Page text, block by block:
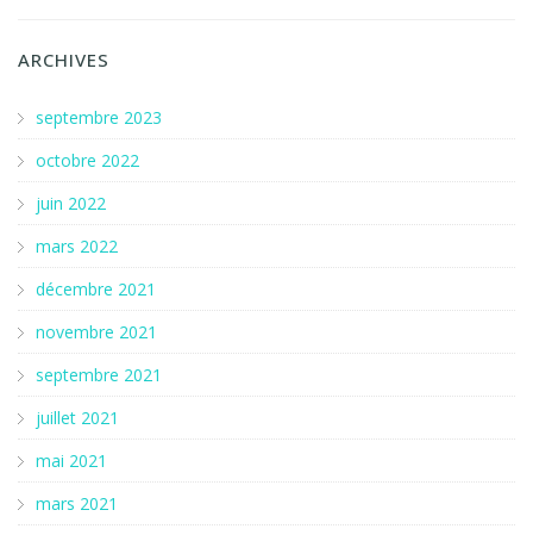
ARCHIVES
septembre 2023
octobre 2022
juin 2022
mars 2022
décembre 2021
novembre 2021
septembre 2021
juillet 2021
mai 2021
mars 2021